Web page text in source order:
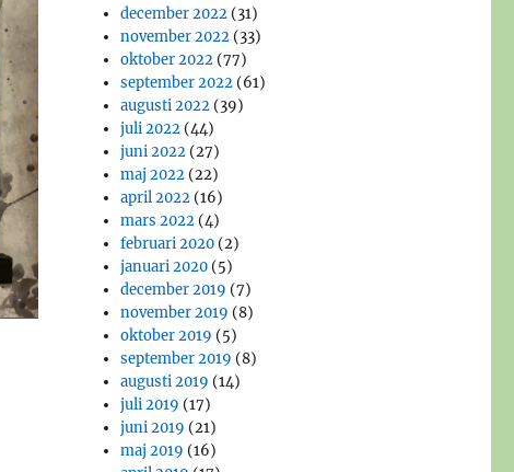
december 2022 (31)
november 2022 (33)
oktober 2022 (77)
september 2022 (61)
augusti 2022 (39)
juli 2022 (44)
juni 2022 (27)
maj 2022 (22)
april 2022 (16)
mars 2022 (4)
februari 2020 (2)
januari 2020 (5)
december 2019 (7)
november 2019 (8)
oktober 2019 (5)
september 2019 (8)
augusti 2019 (14)
juli 2019 (17)
juni 2019 (21)
maj 2019 (16)